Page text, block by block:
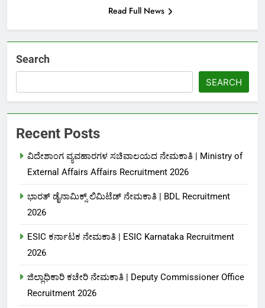
Read Full News
Search
SEARCH
Recent Posts
ವಿದೇಶಾಂಗ ವ್ಯವಹಾರಗಳ ಸಚಿವಾಲಯದ ನೇಮಕಾತಿ | Ministry of
External Affairs Affairs Recruitment 2026
ಭಾರತ್ ಡೈನಾಮಿಕ್ಸ್ ಲಿಮಿಟೆಡ್ ನೇಮಕಾತಿ | BDL Recruitment
2026
ESIC ಕರ್ನಾಟಕ ನೇಮಕಾತಿ | ESIC Karnataka Recruitment
2026
ಜಿಲ್ಲಾಧಿಕಾರಿ ಕಚೇರಿ ನೇಮಕಾತಿ | Deputy Commissioner Office
Recruitment 2026